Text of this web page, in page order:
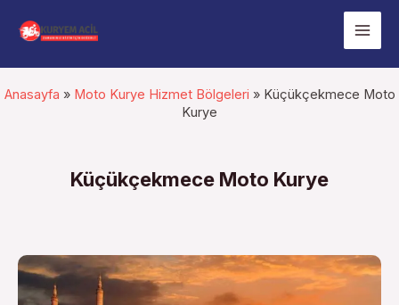
atla
Main
Anasayfa » Moto Kurye Hizmet Bölgeleri » Küçükçekmece Moto
Kurye
Küçükçekmece Moto Kurye